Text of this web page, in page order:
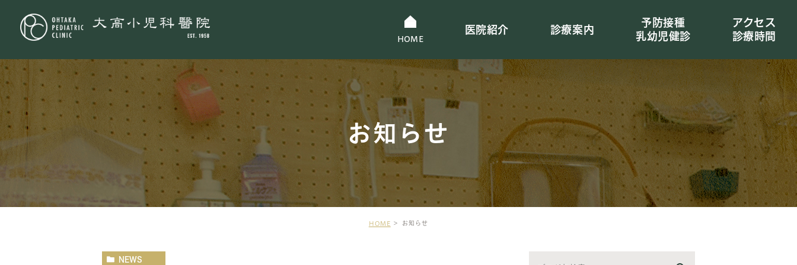
HOME
医院紹介 診療案内
一般小児科 小児循環器 小児アレルギー 小児皮膚科
予防接種
乳幼児健診
アクセス
診療時間
お知らせ
HOME お知らせ
NEWS